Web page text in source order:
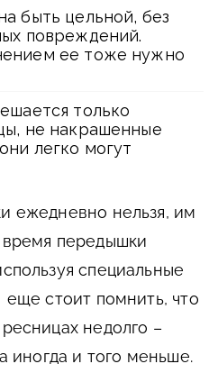
быть цельной, без
повреждений.
ее тоже нужно
только
не накрашенные
легко могут
ежедневно нельзя, им
передышки
специальные
стоит помнить, что
недолго –
иногда и того меньше.